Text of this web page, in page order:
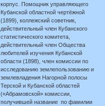
корпус. Помощник управляющего
Кубанской областной чертёжной
(1899), коллежский советник,
действительный член Кубанского
статистического комитета,
действительный член Общества
любителей изучения Кубанской
области (1898), член комиссии по
исследованию землепользованию и
землевладения Нагорной полосы
Терской и Кубанской областей
(«Абрамовской» комиссии,
получившей название по фамилии